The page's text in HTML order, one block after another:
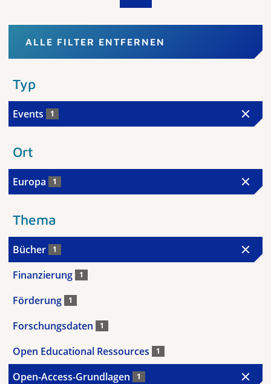
ALLE FILTER ENTFERNEN
Typ
Events 1
Ort
Europa 1
Thema
Bücher 1
Finanzierung 1
Förderung 1
Forschungsdaten 1
Open Educational Ressources 1
Open-Access-Grundlagen 1